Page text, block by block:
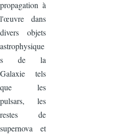
propagation à
l'œuvre dans
divers objets
astrophysique
s de la
Galaxie tels
que les
pulsars, les
restes de
supernova et